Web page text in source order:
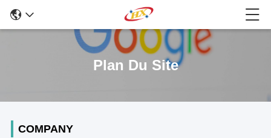
Plan Du Site
COMPANY